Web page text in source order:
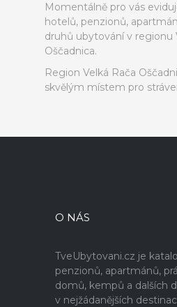
Momentálně pro vás
hotelů, penzionů,
druhů ubytování v regionu
Oščadnica.
Region Velká Rača
skvělým místem pro
O NÁS
TveUbytovani.cz je
penzionů, apartmánů,
domů, kempů a dalších
v nejžádanějších